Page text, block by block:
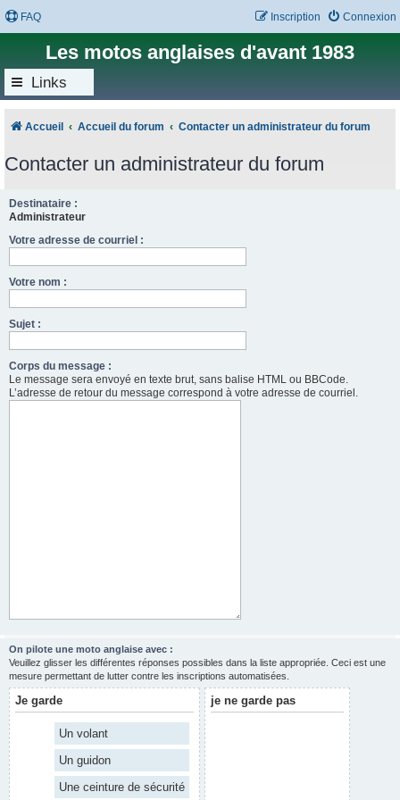
FAQ Connexion
Inscription
Les motos anglaises d'avant 1983
Links
Accueil Accueil du forum Contacter un administrateur du forum
Contacter un administrateur du forum
Destinataire :
Administrateur
Votre adresse de courriel :
Votre nom :
Sujet :
Corps du message :
Le message sera envoyé en texte brut, sans balise HTML ou BBCode.
L’adresse de retour du message correspond à votre adresse de courriel.
On pilote une moto anglaise avec :
Veuillez glisser les différentes réponses possibles dans la liste appropriée. Ceci est une
mesure permettant de lutter contre les inscriptions automatisées.
Je garde
Un volant
Un guidon
Une ceinture de sécurité
je ne garde pas